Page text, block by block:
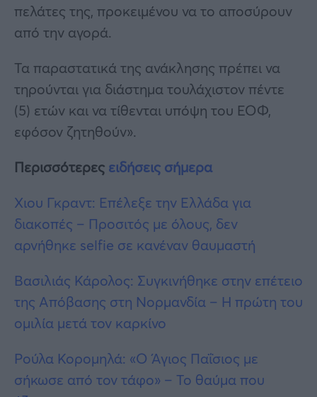
πελάτες της, προκειμένου να το αποσύρουν
από την αγορά.
Τα παραστατικά της ανάκλησης πρέπει να
τηρούνται για διάστημα τουλάχιστον πέντε
(5) ετών και να τίθενται υπόψη του ΕΟΦ,
εφόσον ζητηθούν».
Περισσότερες ειδήσεις σήμερα
Χιου Γκραντ: Eπέλεξε την Ελλάδα για
διακοπές – Προσιτός με όλους, δεν
αρνήθηκε selfie σε κανέναν θαυμαστή
Βασιλιάς Κάρολος: Συγκινήθηκε στην επέτειο
της Απόβασης στη Νορμανδία – Η πρώτη του
ομιλία μετά τον καρκίνο
Ρούλα Κορομηλά: «Ο Άγιος Παΐσιος με
σήκωσε από τον τάφο» – Το θαύμα που